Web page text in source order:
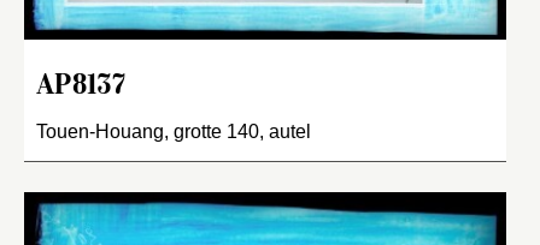
AP8137
Touen-Houang, grotte 140, autel